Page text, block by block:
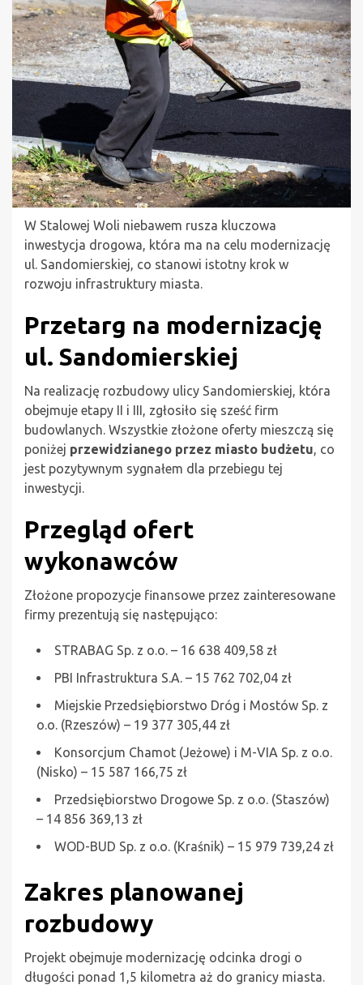
W Stalowej Woli niebawem rusza kluczowa
inwestycja drogowa, która ma na celu modernizację
ul. Sandomierskiej, co stanowi istotny krok w
rozwoju infrastruktury miasta.
Przetarg na modernizację
ul. Sandomierskiej
Na realizację rozbudowy ulicy Sandomierskiej, która
obejmuje etapy II i III, zgłosiło się sześć firm
budowlanych. Wszystkie złożone oferty mieszczą się
poniżej przewidzianego przez miasto budżetu, co
jest pozytywnym sygnałem dla przebiegu tej
inwestycji.
Przegląd ofert
wykonawców
Złożone propozycje finansowe przez zainteresowane
firmy prezentują się następująco:
STRABAG Sp. z o.o. – 16 638 409,58 zł
PBI Infrastruktura S.A. – 15 762 702,04 zł
Miejskie Przedsiębiorstwo Dróg i Mostów Sp. z
o.o. (Rzeszów) – 19 377 305,44 zł
Konsorcjum Chamot (Jeżowe) i M-VIA Sp. z o.o.
(Nisko) – 15 587 166,75 zł
Przedsiębiorstwo Drogowe Sp. z o.o. (Staszów)
– 14 856 369,13 zł
WOD-BUD Sp. z o.o. (Kraśnik) – 15 979 739,24 zł
Zakres planowanej
rozbudowy
Projekt obejmuje modernizację odcinka drogi o
długości ponad 1,5 kilometra aż do granicy miasta.